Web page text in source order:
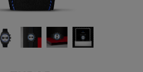
TUDOR
Black Bay Chrono